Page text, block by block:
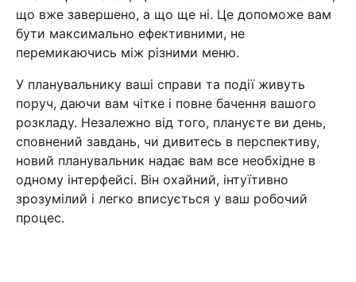
що вже завершено, а що ще ні. Це допоможе вам
бути максимально ефективними, не
перемикаючись між різними меню.
У планувальнику ваші справи та події живуть
поруч, даючи вам чітке і повне бачення вашого
розкладу. Незалежно від того, плануєте ви день,
сповнений завдань, чи дивитесь в перспективу,
новий планувальник надає вам все необхідне в
одному інтерфейсі. Він охайний, інтуїтивно
зрозумілий і легко вписується у ваш робочий
процес.